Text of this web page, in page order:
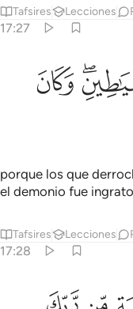
Tafsires Lecciones
17:27
لربه كفورا ٢٧
ٱلشَّيْطَـٰنُ لِرَبِّهِۦ
ﳎ
porque los que
el demonio fue
Tafsires Lecciones
17:28
لهم قولا ميسورا ٢٨